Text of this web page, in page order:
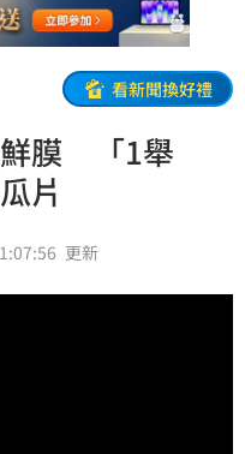
看新聞換好禮
鮮膜 「1舉
片
更新